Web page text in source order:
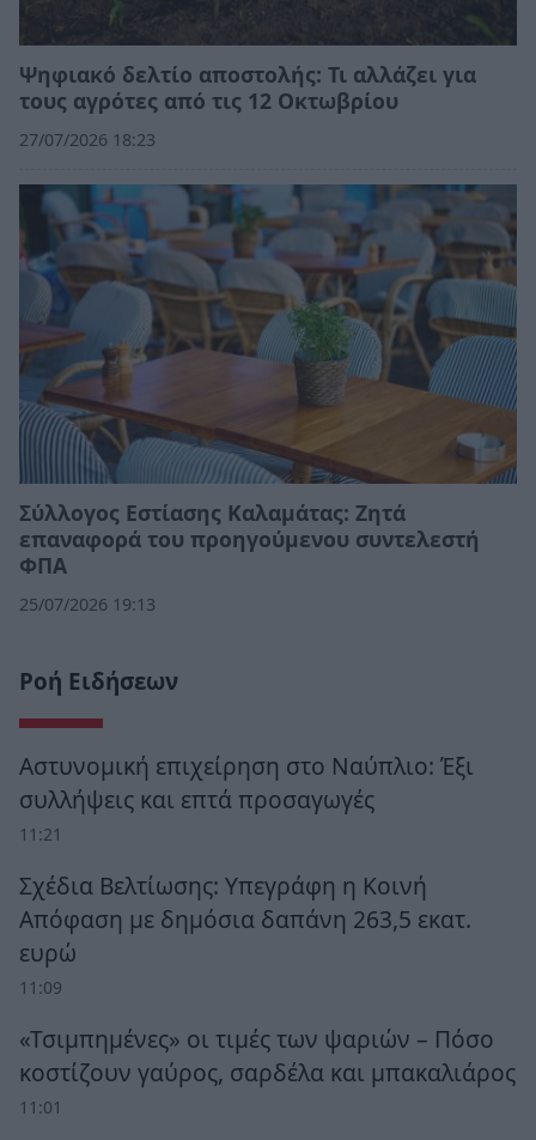
Ψηφιακό δελτίο αποστολής: Τι αλλάζει για
τους αγρότες από τις 12 Οκτωβρίου
27/07/2026 18:23
Σύλλογος Εστίασης Καλαμάτας: Ζητά
επαναφορά του προηγούμενου συντελεστή
ΦΠΑ
25/07/2026 19:13
Ροή Ειδήσεων
Αστυνομική επιχείρηση στο Ναύπλιο: Έξι
συλλήψεις και επτά προσαγωγές
11:21
Σχέδια Βελτίωσης: Υπεγράφη η Κοινή
Απόφαση με δημόσια δαπάνη 263,5 εκατ.
ευρώ
11:09
«Τσιμπημένες» οι τιμές των ψαριών – Πόσο
κοστίζουν γαύρος, σαρδέλα και μπακαλιάρος
11:01